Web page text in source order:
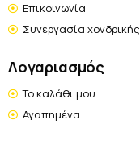
Επικοινωνία
Συνεργασία χονδρικής
Λογαριασμός
Το καλάθι μου
Αγαπημένα